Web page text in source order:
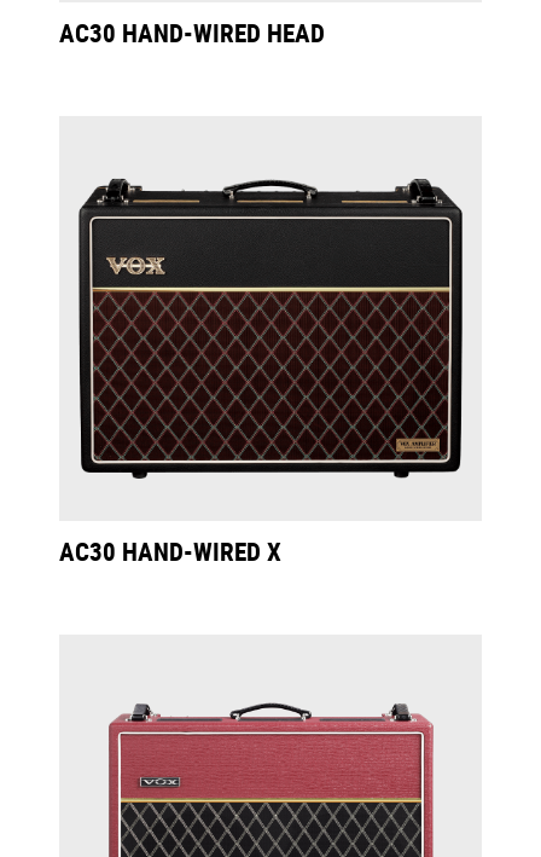
AC30 HAND-WIRED HEAD
AC30 HAND-WIRED X